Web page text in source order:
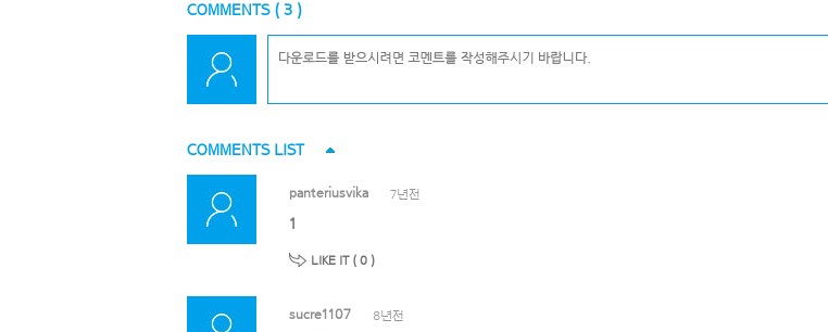
COMMENTS ( 3 )
COMMENTS LIST
panteriusvika 7년전
1
LIKE IT ( 0 )
sucre1107 8년전